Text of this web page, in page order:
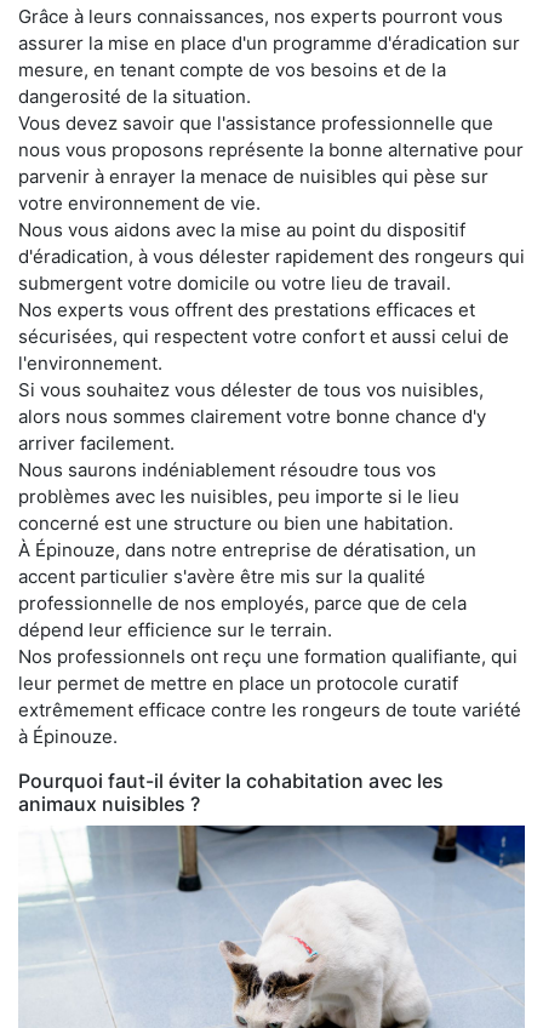
Grâce à leurs connaissances, nos experts pourront vous
assurer la mise en place d'un programme d'éradication sur
mesure, en tenant compte de vos besoins et de la
dangerosité de la situation.
Vous devez savoir que l'assistance professionnelle que
nous vous proposons représente la bonne alternative pour
parvenir à enrayer la menace de nuisibles qui pèse sur
votre environnement de vie.
Nous vous aidons avec la mise au point du dispositif
d'éradication, à vous délester rapidement des rongeurs qui
submergent votre domicile ou votre lieu de travail.
Nos experts vous offrent des prestations efficaces et
sécurisées, qui respectent votre confort et aussi celui de
l'environnement.
Si vous souhaitez vous délester de tous vos nuisibles,
alors nous sommes clairement votre bonne chance d'y
arriver facilement.
Nous saurons indéniablement résoudre tous vos
problèmes avec les nuisibles, peu importe si le lieu
concerné est une structure ou bien une habitation.
À Épinouze, dans notre entreprise de dératisation, un
accent particulier s'avère être mis sur la qualité
professionnelle de nos employés, parce que de cela
dépend leur efficience sur le terrain.
Nos professionnels ont reçu une formation qualifiante, qui
leur permet de mettre en place un protocole curatif
extrêmement efficace contre les rongeurs de toute variété
à Épinouze.
Pourquoi faut-il éviter la cohabitation avec les
animaux nuisibles ?